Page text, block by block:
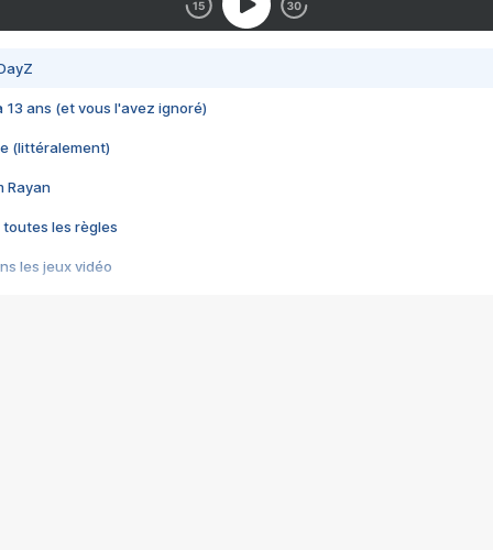
13 ans (et vous l'avez ignoré)
(littéralement)
Rayan
toutes les règles
les jeux vidéo